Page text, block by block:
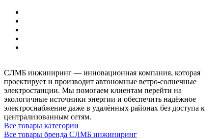
СЛМБ инжиниринг — инновационная компания, которая
проектирует и производит автономные ветро‑солнечные
электростанции. Мы помогаем клиентам перейти на
экологичные источники энергии и обеспечить надёжное
электроснабжение даже в удалённых районах без доступа к
централизованным сетям.
Все товары категории
Все товары бренда СЛМБ инжиниринг